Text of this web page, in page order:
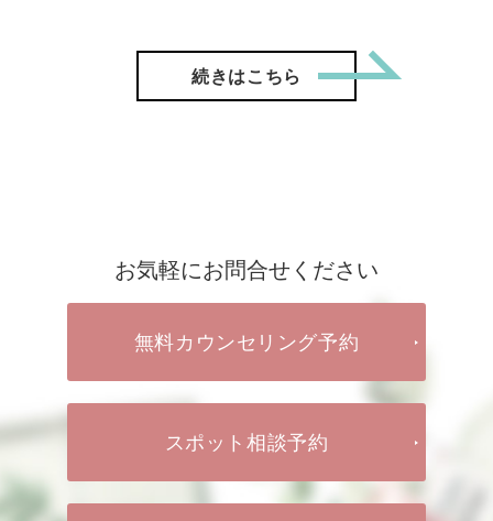
続きはこちら
お気軽にお問合せください
無料カウンセリング予約
スポット相談予約